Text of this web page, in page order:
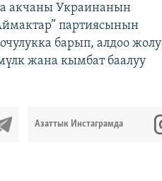
акчаны Украинанын
партиясынын
барып, алдоо жолу
жана кымбат баалуу
Азаттык Инстаграмда